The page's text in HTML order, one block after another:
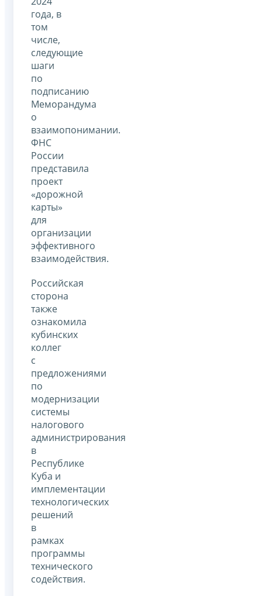
года, в
том
числе,
следующие
шаги
по
подписанию
Меморандума
о
взаимопонимании.
ФНС
России
представила
проект
«дорожной
карты»
для
организации
эффективного
взаимодействия.
Российская
сторона
также
ознакомила
кубинских
коллег
с
предложениями
по
модернизации
системы
налогового
администрирования
в
Республике
Куба и
имплементации
технологических
решений
в
рамках
программы
технического
содействия.